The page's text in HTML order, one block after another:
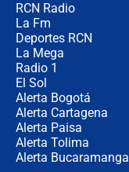
RCN Radio
La Fm
Deportes RCN
La Mega
Radio 1
El Sol
Alerta Bogotá
Alerta Cartagena
Alerta Paisa
Alerta Tolima
Alerta Bucaramanga